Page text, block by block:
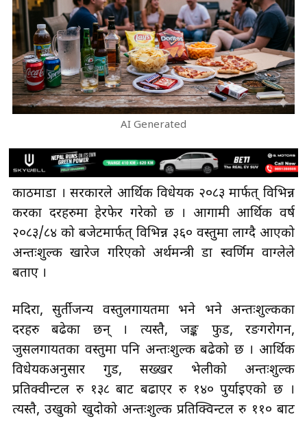
AI Generated
काठमाडौँ । सरकारले आर्थिक विधेयक २०८३ मार्फत् विभिन्न
करका दरहरुमा हेरफेर गरेको छ । आगामी आर्थिक वर्ष
२०८३/८४ को बजेटमार्फत् विभिन्न ३६० वस्तुमा लाग्दै आएको
अन्तःशुल्क खारेज गरिएको अर्थमन्त्री डा स्वर्णिम वाग्लेले
बताए ।
मदिरा, सुर्तीजन्य वस्तुलगायतमा भने भने अन्तःशुल्कका
दरहरु बढेका छन् । त्यस्तै, जङ्क फुड, रङगरोगन,
जुसलगायतका वस्तुमा पनि अन्तःशुल्क बढेको छ । आर्थिक
विधेयकअनुसार गुड, सख्खर भेलीको अन्तःशुल्क
प्रतिक्वीन्टल रु १३८ बाट बढाएर रु १४० पुर्याइएको छ ।
त्यस्तै, उखुको खुदोको अन्तःशुल्क प्रतिक्विन्टल रु ११० बाट